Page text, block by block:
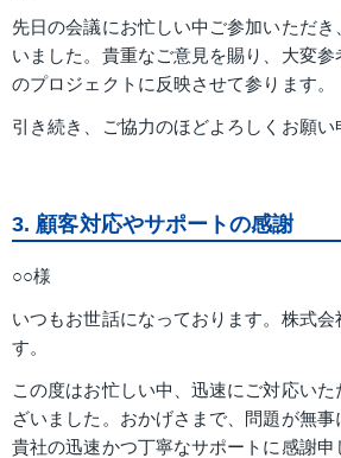
先日の会議にお忙しい中ご参加いただ
いました。貴重なご意見を賜り、大変
のプロジェクトに反映させて参ります。
引き続き、ご協力のほどよろしくお願い
3. 顧客対応やサポートの感謝
○○様
いつもお世話になっております。株式
す。
この度はお忙しい中、迅速にご対応い
ざいました。おかげさまで、問題が無事
貴社の迅速かつ丁寧なサポートに感謝申